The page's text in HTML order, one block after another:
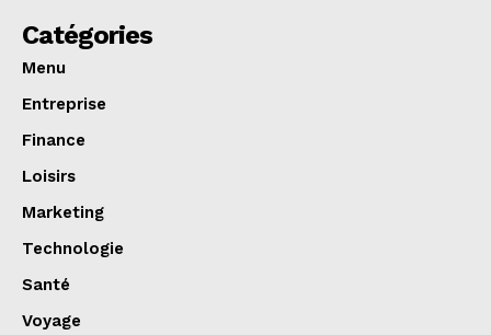
Catégories
Menu
Entreprise
Finance
Loisirs
Marketing
Technologie
Santé
Voyage